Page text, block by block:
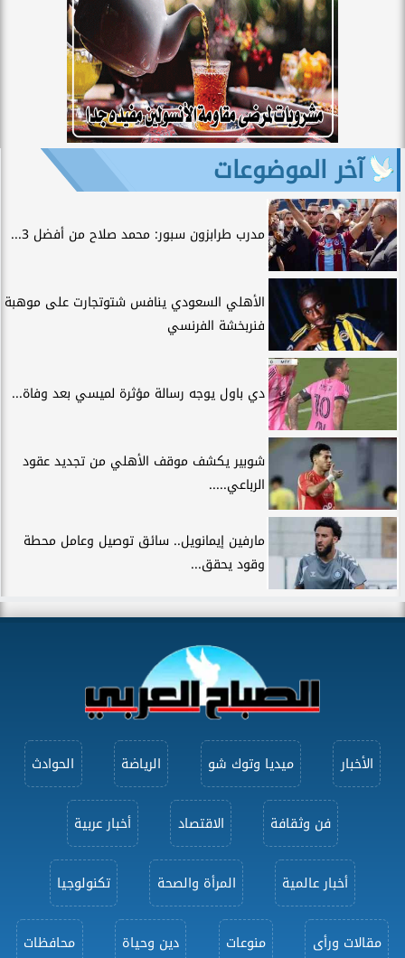
آخر الموضوعات
مدرب طرابزون سبور: محمد صلاح من أفضل 3...
الأهلي السعودي ينافس شتوتجارت على موهبة
فنربخشة الفرنسي
دي باول يوجه رسالة مؤثرة لميسي بعد وفاة...
شوبير يكشف موقف الأهلي من تجديد عقود
الرباعي.....
مارفين إيمانويل.. سائق توصيل وعامل محطة
وقود يحقق...
الأخبار ميديا وتوك شو الرياضة الحوادث
فن وثقافة الاقتصاد أخبار عربية
أخبار عالمية المرأة والصحة تكنولوجيا
مقالات ورأى منوعات دين وحياة محافظات